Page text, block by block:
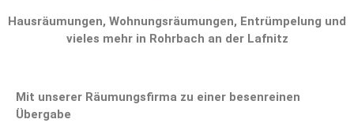
Hausräumungen, Wohnungsräumungen, Entrümpelung und
vieles mehr in Rohrbach an der Lafnitz
Mit unserer Räumungsfirma zu einer besenreinen
Übergabe